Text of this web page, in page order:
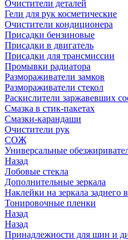
Очистители деталей
Гели для рук косметические
Очистители кондиционера
Присадки бензиновые
Присадки в двигатель
Присадки для трансмиссии
Промывки радиатора
Размораживатели замков
Размораживатели стекол
Раскислители заржавевших
Смазка в стик-пакетах
Смазки-карандаши
Очистители рук
СОЖ
Универсальные
Назад
Лобовые стекла
Дополнительные зеркала
Наклейки на зеркала заднего
Тонировочные пленки
Назад
Назад
Принадлежности для шин и